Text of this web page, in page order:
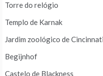
Torre do relógio
Templo de Karnak
Jardim zoológico de
Begijnhof
Castelo de Blackness